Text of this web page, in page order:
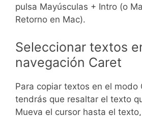
pulsa Mayúsculas + Intro (o
Retorno en Mac).
Seleccionar textos
navegación Caret
Para copiar textos en el modo
tendrás que resaltar el texto
Mueva el cursor hasta el